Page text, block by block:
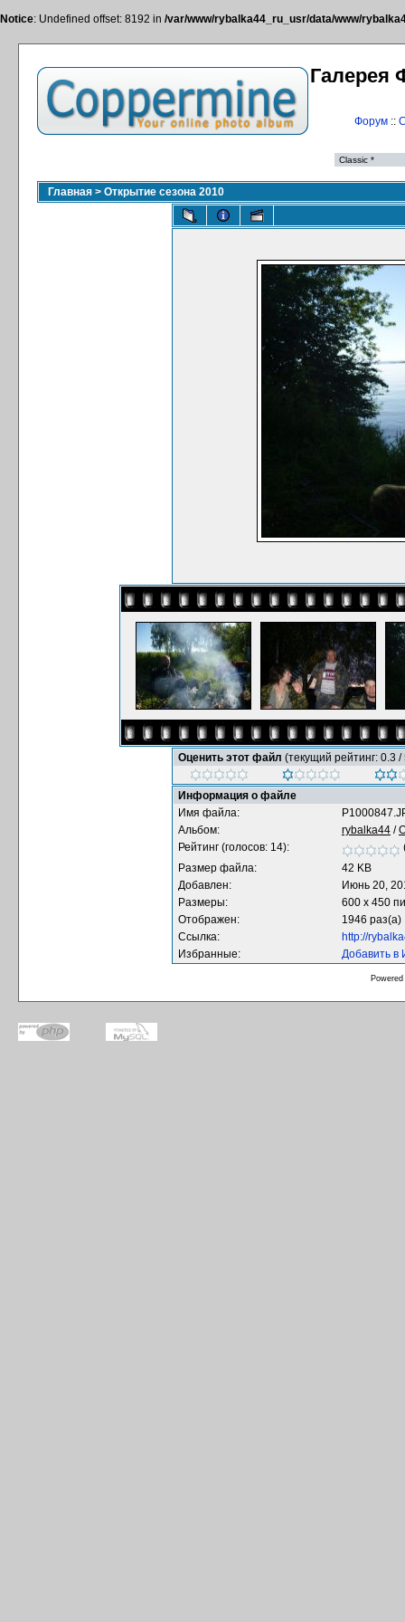
Notice: Undefined offset: 8192 in /var/www/rybalka44_ru_usr/data/www/
Галерея
Форум::
Главная > Открытие сезона 2010
Оценить этот файл (текущий рейтинг: 0.3 /
Информация о файле
Имя файла:
Альбом:
rybalka44 /
Рейтинг (голосов: 14):
Размер файла:
42 KB
Добавлен:
Июнь 20,
Размеры:
600 x 450
Отображен:
1946 раз(а)
Ссылка:
http://
Избранные:
Добавить в